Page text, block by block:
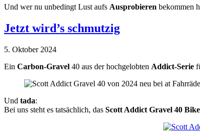
Und wer nu unbedingt Lust aufs Ausprobieren bekommen
Jetzt wird’s schmutzig
5. Oktober 2024
Ein Carbon-Gravel 40 aus der hochgelobten Addict-Serie
Und tada:
Bei uns steht es tatsächlich, das Scott Addict Gravel 40